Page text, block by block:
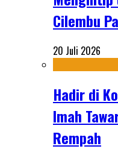
Cilembu
20 Juli 2026
Hadir di
Imah
Rempah